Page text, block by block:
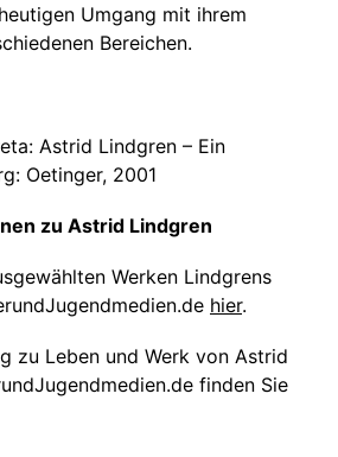
Umgang mit ihrem
Bereichen.
Astrid Lindgren – Ein
Oetinger, 2001
zu Astrid Lindgren
Werken Lindgrens
hier.
zu Leben und Werk von Astrid
finden Sie